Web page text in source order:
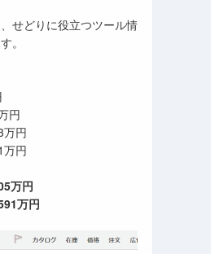
せどりに役立つツール情
。
円
円
円
万円
万円